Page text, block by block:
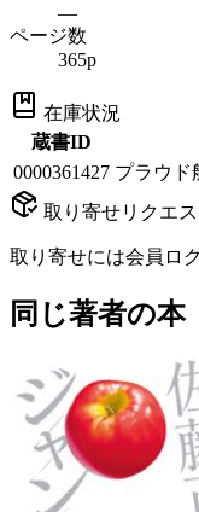
—
ページ数
365p
在庫状況
蔵書ID
0000361427 プラウド
取り寄せリクエス
取り寄せには会員ロ
同じ著者の本